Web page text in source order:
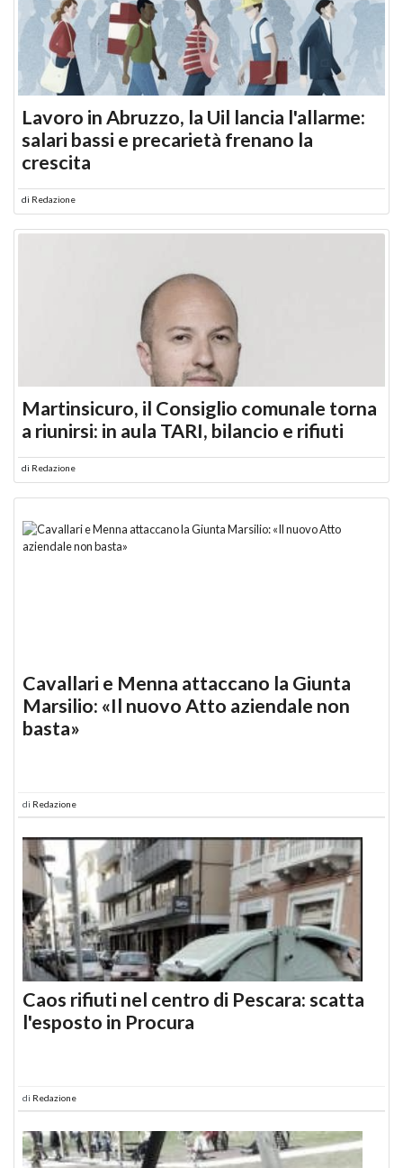
Lavoro in Abruzzo, la Uil lancia l'allarme:
salari bassi e precarietà frenano la
crescita
di Redazione
Martinsicuro, il Consiglio comunale torna
a riunirsi: in aula TARI, bilancio e rifiuti
di Redazione
Cavallari e Menna attaccano la Giunta
Marsilio: «Il nuovo Atto aziendale non
basta»
di Redazione
Caos rifiuti nel centro di Pescara: scatta
l'esposto in Procura
di Redazione